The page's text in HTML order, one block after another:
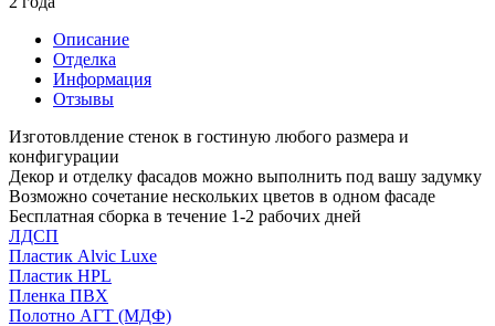
Описание
Отделка
Информация
Отзывы
Изготовлдение стенок в гостиную любого размера и
конфигурации
Декор и отделку фасадов можно выполнить под вашу задумку
Возможно сочетание нескольких цветов в одном фасаде
Бесплатная сборка в течение 1-2 рабочих дней
ЛДСП
Пластик Alvic Luxe
Пластик HPL
Пленка ПВХ
Полотно АГТ (МДФ)